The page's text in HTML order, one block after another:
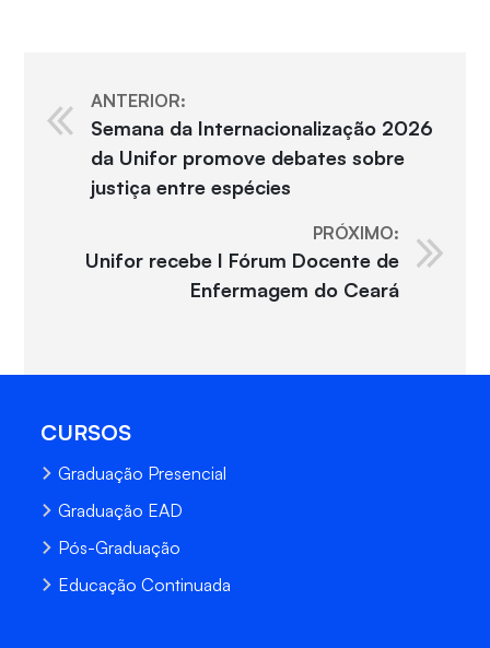
ANTERIOR:
Semana da Internacionalização 2026
da Unifor promove debates sobre
justiça entre espécies
PRÓXIMO:
Unifor recebe I Fórum Docente de
Enfermagem do Ceará
CURSOS
Graduação Presencial
Graduação EAD
Pós-Graduação
Educação Continuada